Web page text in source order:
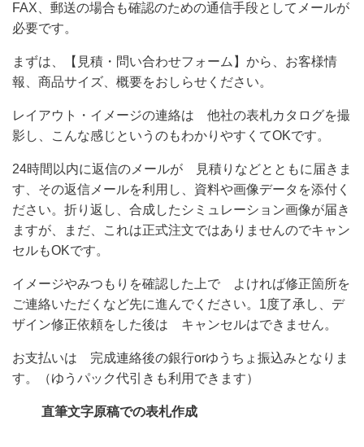
FAX、郵送の場合も確認のための通信手段としてメールが
必要です。
まずは、【見積・問い合わせフォーム】から、お客様情
報、商品サイズ、概要をおしらせください。
レイアウト・イメージの連絡は 他社の表札カタログを撮
影し、こんな感じというのもわかりやすくてOKです。
24時間以内に返信のメールが 見積りなどとともに届きま
す、その返信メールを利用し、資料や画像データを添付く
ださい。折り返し、合成したシミュレーション画像が届き
ますが、まだ、これは正式注文ではありませんのでキャン
セルもOKです。
イメージやみつもりを確認した上で よければ修正箇所を
ご連絡いただくなど先に進んでください。1度了承し、デ
ザイン修正依頼をした後は キャンセルはできません。
お支払いは 完成連絡後の銀行orゆうちょ振込みとなりま
す。（ゆうパック代引きも利用できます）
直筆文字原稿での表札作成